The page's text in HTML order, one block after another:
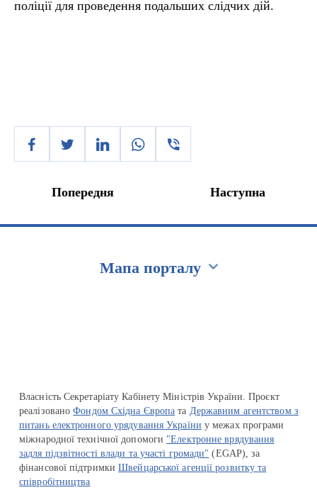
поліції для проведення подальших слідчих дій.
Попередня Наступна
Мапа порталу
Власність Секретаріату Кабінету Міністрів України. Проєкт
реалізованоФондом Східна Європа та Державним агентством з
питань електронного урядування України у межах програми
міжнародної технічної допомоги "Електронне врядування
задля підзвітності влади та участі громади" (EGAP), за
фінансової підтримкиШвейцарської агенції розвитку та
співробітництва